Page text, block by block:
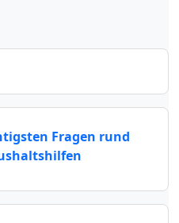
Fragen rund